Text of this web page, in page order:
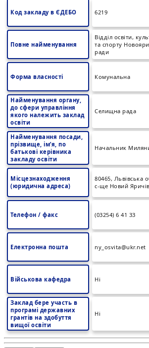
Код закладу в ЄДЕБО 6219
Повне найменування
Відділ освіти,
та спорту
ради
Форма власності Комунальна
Найменування органу,
до сфери управління
якого належить заклад
освіти
Селищна рада
Найменування посади,
прізвище, ім’я, по
батькові керівника
закладу освіти
Начальник
Місцезнаходження
(юридична адреса)
80465, Львівська
с-ще Новий
Телефон / факс (03254) 6 41 33
Електронна пошта ny_osvita@ukr.net
Військова кафедра Ні
Заклад бере участь в
програмі державних
грантів на здобуття
вищої освіти
Ні